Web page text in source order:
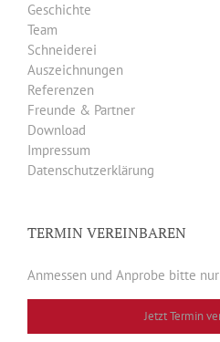
Geschichte
Team
Schneiderei
Auszeichnungen
Referenzen
Freunde & Partner
Download
Impressum
Datenschutzerklärung
TERMIN VEREINBAREN
Anmessen und Anprobe bitte
Jetzt Termin